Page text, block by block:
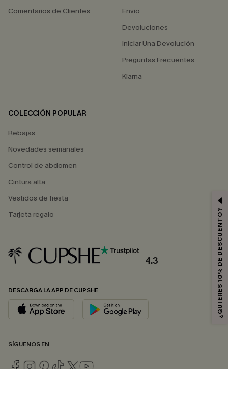
Comentarios de Clientes
Envío
Devoluciones
Iniciar Una Devolución
Preguntas Frecuentes
Klarna
COLECCIÓN POPULAR
Rebajas
Novedades semanales
Control de abdomen
Cintura alta
Vestidos de fiesta
Tarjeta regalo
4.3
DESCARGA LA APP DE CUPSHE
SÍGUENOS EN
¿QUIERES 10% DE DESCUENTO?